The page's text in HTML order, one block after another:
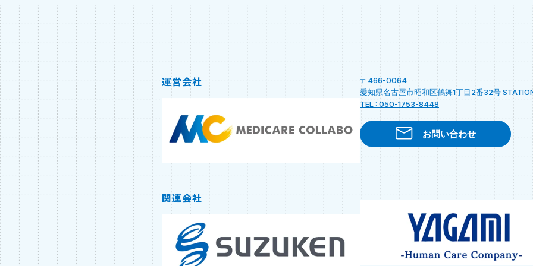
運営会社
〒466-0064
愛知県名古屋市昭和区鶴舞1丁目2番32号
TEL : 050-1753-8448
お問い合わせ
関連会社